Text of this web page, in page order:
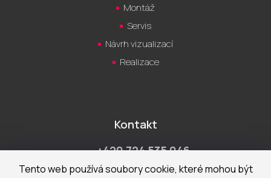
Tento web používá soubory cookie, které mohou být
Montáž
Servis
Návrh vizualizací
Realizace
Kontakt
+420 724 535 046
Po-Pá 9:00 - 18:00 hod